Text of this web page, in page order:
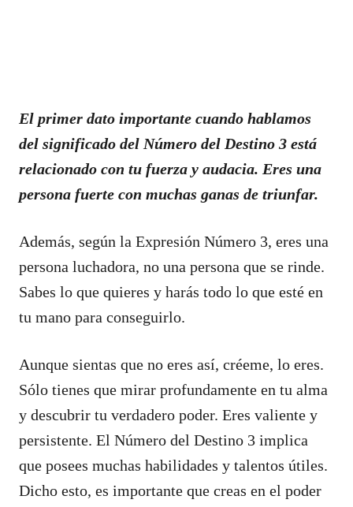
El primer dato importante cuando hablamos
del significado del Número del Destino 3 está
relacionado con tu fuerza y audacia. Eres una
persona fuerte con muchas ganas de triunfar.
Además, según la Expresión Número 3, eres una
persona luchadora, no una persona que se rinde.
Sabes lo que quieres y harás todo lo que esté en
tu mano para conseguirlo.
Aunque sientas que no eres así, créeme, lo eres.
Sólo tienes que mirar profundamente en tu alma
y descubrir tu verdadero poder. Eres valiente y
persistente. El Número del Destino 3 implica
que posees muchas habilidades y talentos útiles.
Dicho esto, es importante que creas en el poder